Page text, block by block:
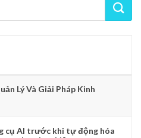
Lý Và Giải Pháp Kinh
cụ AI trước khi tự động hóa